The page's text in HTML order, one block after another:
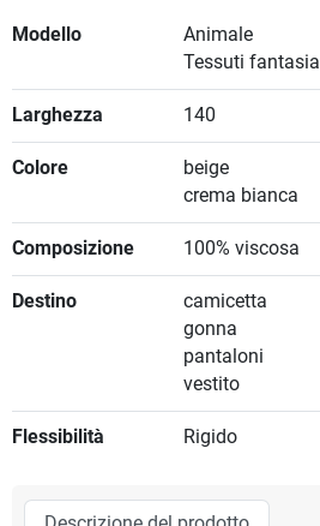
Modello
Animale
Tessuti fantasia
Larghezza 140
Colore
beige
crema bianca
Composizione 100% viscosa
Destino
camicetta
gonna
pantaloni
vestito
Flessibilità Rigido